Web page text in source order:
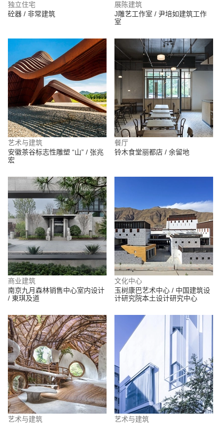
独立住宅
砼器 / 非常建筑
展陈建筑
J雕艺工作室 / 尹培如建筑工作
室
艺术与建筑
安徽茶谷标志性雕塑 “山” / 张兆
宏
餐厅
铃木食堂丽都店 / 余留地
商业建筑
南京九月森林销售中心室内设计
/ 東琪及道
文化中心
玉树康巴艺术中心 / 中国建筑设
计研究院本土设计研究中心
艺术与建筑
艺术与建筑